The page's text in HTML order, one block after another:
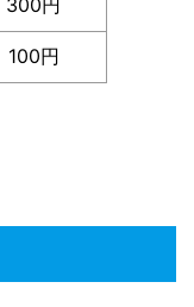
300円
100円